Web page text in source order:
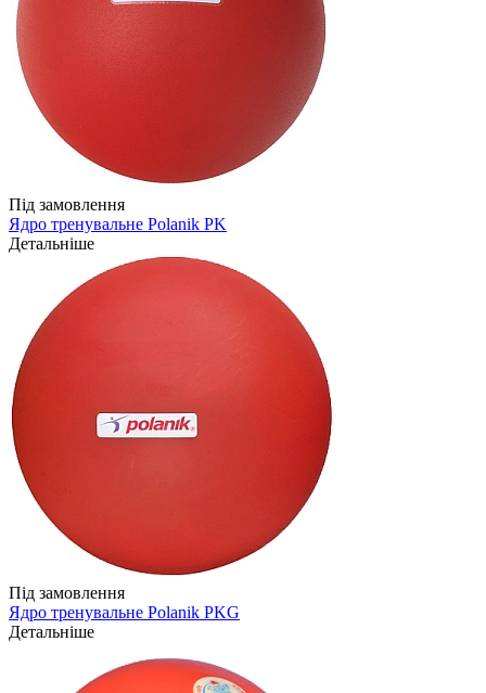
Під замовлення
Ядро тренувальне Polanik PK
Детальніше
Під замовлення
Ядро тренувальне Polanik PKG
Детальніше